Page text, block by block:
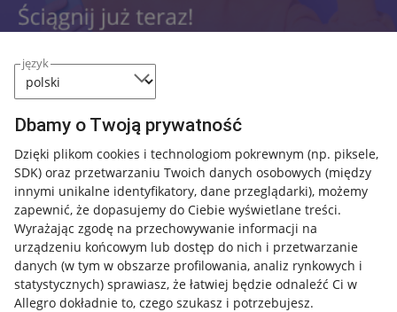
język
Dbamy o Twoją prywatność
Dzięki plikom cookies i technologiom pokrewnym (np. piksele,
SDK) oraz przetwarzaniu Twoich danych osobowych (między
innymi unikalne identyfikatory, dane przeglądarki), możemy
zapewnić, że dopasujemy do Ciebie wyświetlane treści.
Wyrażając zgodę na przechowywanie informacji na
urządzeniu końcowym lub dostęp do nich i przetwarzanie
danych (w tym w obszarze profilowania, analiz rynkowych i
statystycznych) sprawiasz, że łatwiej będzie odnaleźć Ci w
Allegro dokładnie to, czego szukasz i potrzebujesz.
Przydatne informacje
Jak to działa
Napisz do nas
Allegro Gadane dla sprzedających
Allegro Gadane dla kupujących